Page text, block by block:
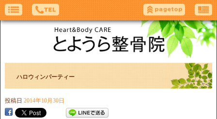
ハロウィンパーティー
投稿日 2014年10月30日